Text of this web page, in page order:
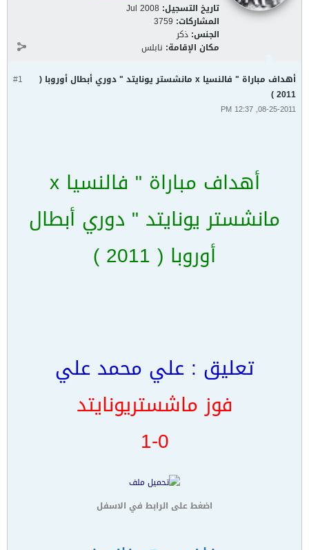
تاريخ التسجيل: Jul 2008
المشاركات: 3759
الجنس: ذكر
مكان الإقامة: نابلس
#1
أهداف مباراة " فالنسيا x مانشستر يونايتد " دوري أبطال أوروبا (
2011 )
08-25-2011, 12:37 PM
أهداف مباراة " فالنسيا x
مانشستر يونايتد " دوري أبطال
أوروبا ( 2011 )
تعليق : علي محمد علي
فوز ماشستريونايتد
1-0
اضغط على الرابط في الاسفل